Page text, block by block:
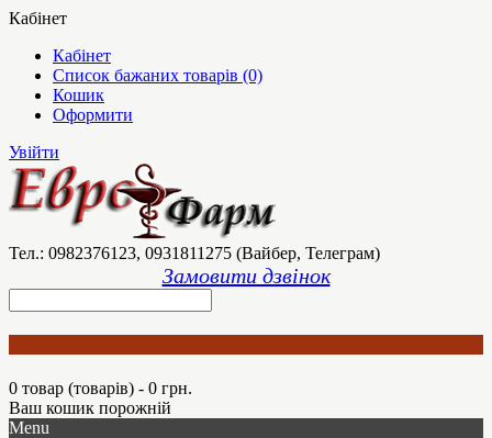
Кабінет
Кабінет
Список бажаних товарів (0)
Кошик
Оформити
Увійти
Тел.: 0982376123, 0931811275 (Вайбер, Телеграм)
Замовити дзвінок
0 товар (товарів) - 0 грн.
Ваш кошик порожній
Menu